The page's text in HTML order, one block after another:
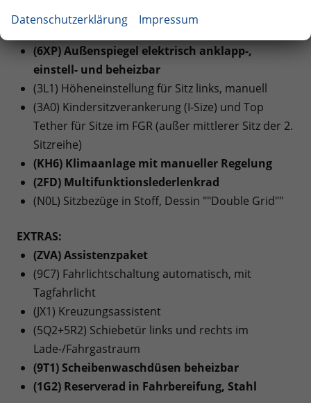
INNENAUSSTATTUNG UND KOMFORT:
(6XP) Außenspiegel elektrisch anklapp-,
einstell- und beheizbar
(3L1) Höheneinstellung für Sitz links, manuell
(3A0) Kindersitzverankerung (I-Size) und Top
Tether für Sitze im FGR (außer mittlerer Sitz der 2.
Sitzreihe)
(KH6) Klimaanlage mit manueller Regelung
(2FD) Multifunktionslederlenkrad
(N0L) Sitzbezüge in Stoff, Dessin ""Double Grid""
EXTRAS:
(ZVA) Assistenzpaket
(9C7) Fahrlichtschaltung automatisch, mit
Tagfahrlicht
(JX1) Kreuzungsassistent
(5Q2+5R2) Schiebetür links und rechts im
Lade-/Fahrgastraum
(9T1) Scheibenwaschdüsen beheizbar
(1G2) Reserverad in Fahrbereifung, Stahl
Datenschutzerklärung Impressum